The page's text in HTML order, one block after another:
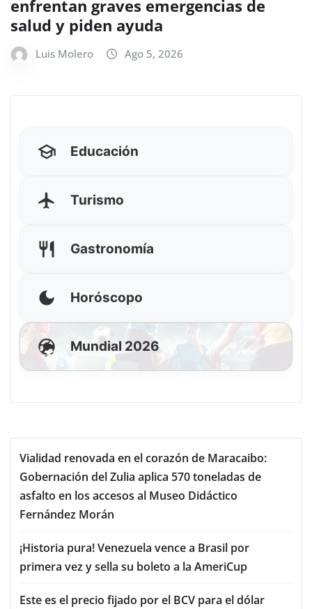
enfrentan graves emergencias de
salud y piden ayuda
Luis Molero Ago 5, 2026
Educación
Turismo
Gastronomía
Horóscopo
Mundial 2026
Vialidad renovada en el corazón de Maracaibo:
Gobernación del Zulia aplica 570 toneladas de
asfalto en los accesos al Museo Didáctico
Fernández Morán
¡Historia pura! Venezuela vence a Brasil por
primera vez y sella su boleto a la AmeriCup
Este es el precio fijado por el BCV para el dólar